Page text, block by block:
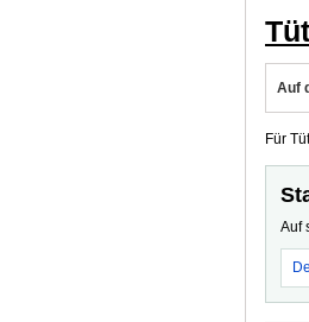
Auf
Für
Auf